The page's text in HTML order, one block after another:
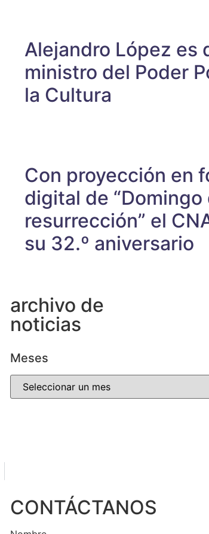
Alejandro López es
ministro del Poder
la Cultura
Con proyección en
digital de “Domingo
resurrección” el
su 32.º aniversario
archivo de
noticias
Meses
CONTÁCTANOS